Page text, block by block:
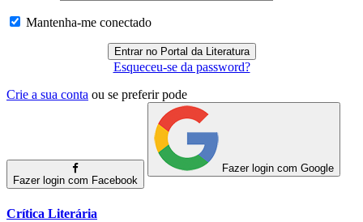
Mantenha-me conectado
Esqueceu-se da password?
Crie a sua conta ou se preferir pode
Fazer login com Facebook
Fazer login com Google
Crítica Literária